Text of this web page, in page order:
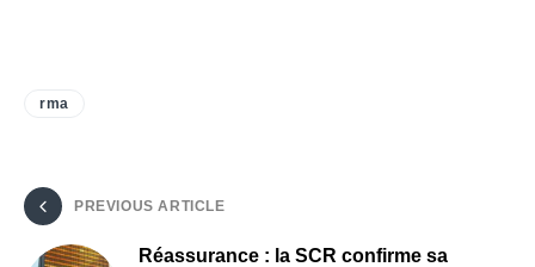
rma
PREVIOUS ARTICLE
Réassurance : la SCR confirme sa